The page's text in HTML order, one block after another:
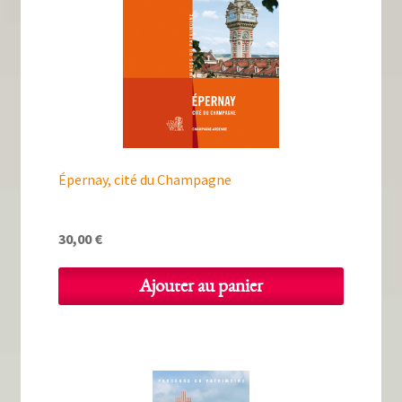
Épernay, cité du Champagne
30,00€
Ajouter au panier